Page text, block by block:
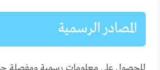
المصادر الرسمية